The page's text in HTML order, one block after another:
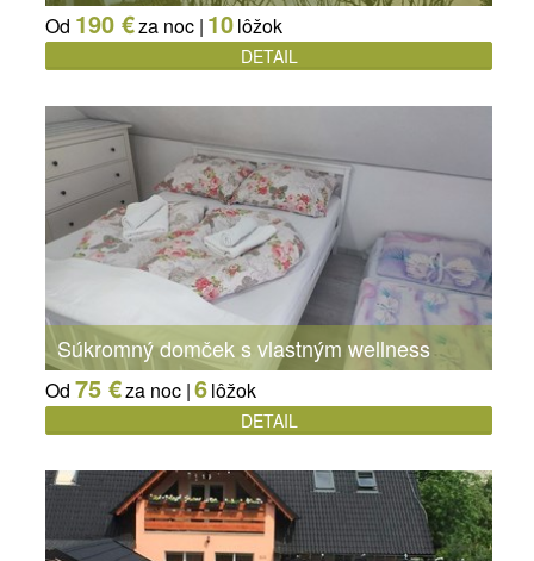
Od 190 €za noc | 10lôžok
DETAIL
Súkromný domček s vlastným wellness
Od 75 €za noc |6lôžok
DETAIL